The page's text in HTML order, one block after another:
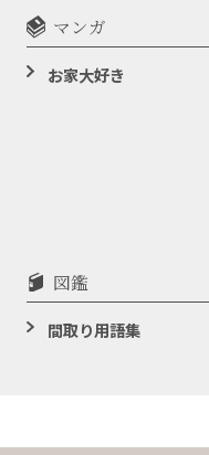
マンガ
お家大好き
図鑑
間取り用語集